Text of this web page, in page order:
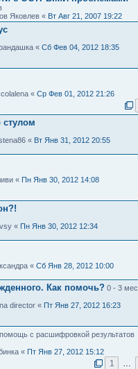
Яковлев « Вт Авг 21, 2007 19:22
« Сб Фев 04, 2012 18:35
« Ср Фев 01, 2012 21:26
стулом
« Вт Янв 31, 2012 20:55
« Пн Янв 30, 2012 14:08
« Пн Янв 30, 2012 12:34
« Сб Янв 28, 2012 10:00
Как помочь? 0 - 3 мес.
director « Пт Янв 27, 2012 16:23
помощь с расшифровкой результатов
« Пт Янв 27, 2012 15:12
1 …